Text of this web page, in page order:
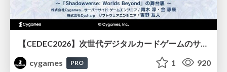
cygames
PRO 1 920